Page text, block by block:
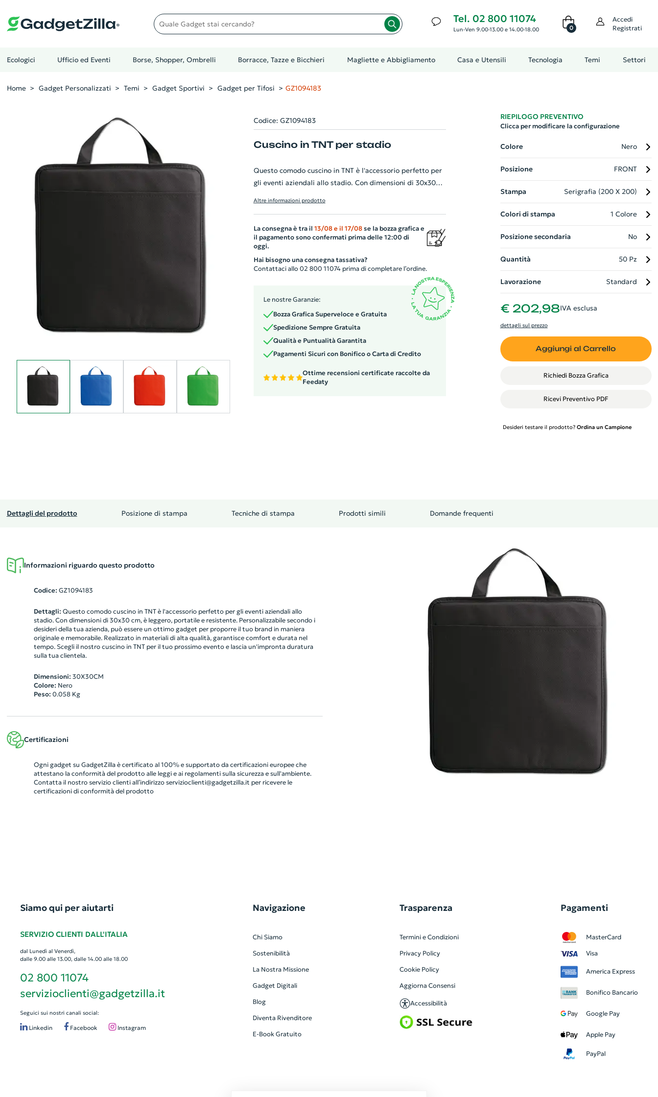
Quale gadget stai cercando? Tel. 02 800 11074
Lun-Ven 9.00-13.00 e 14.00-18.00 0
Accedi
Registrati
Ecologici Ufficio ed Eventi Borse, Shopper, Ombrelli Borracce, Tazze e Bicchieri Magliette e Abbigliamento Casa e Utensili Tecnologia Temi Settori
Home Gadget Personalizzati Temi Gadget Sportivi Gadget per Tifosi GZ1094183
Codice: GZ1094183
Cuscino in TNT per stadio
Questo comodo cuscino in TNT è l'accessorio perfetto per
gli eventi aziendali allo stadio. Con dimensioni di 30x30
memorabile. Realizzato in materiali di alta qualità,
garantisce comfort e durata nel tempo. Scegli il nostro
cuscino in TNT per il tuo prossimo evento e lascia
un'impronta duratura sulla tua clientela.
Altre informazioni prodotto
La consegna è tra il 13/08 e il 17/08se la bozza grafica e
il pagamento sono confermati prima delle 12:00 di
oggi.
Hai bisogno una consegna tassativa?
Contattaci allo 02 800 11074 prima di completare l’ordine.
Le nostre Garanzie:
Bozza Grafica Superveloce e Gratuita
Spedizione Sempre Gratuita
Qualità e Puntualità Garantita
Pagamenti Sicuri con Bonifico o Carta di Credito
Ottime recensioni certificate raccolte da
Feedaty
RIEPILOGO PREVENTIVO
Clicca per modificare la configurazione
Colore Nero
Posizione FRONT
Stampa Serigrafia (200 X 200)
Colori di stampa 1 Colore
Posizione secondaria No
Quantità 50 Pz
Lavorazione Standard
€ 202,98IVA esclusa
dettagli sul prezzo
Aggiungi al Carrello
Richiedi Bozza Grafica
Ricevi Preventivo PDF
Desideri testare il prodotto? Ordina un Campione
Dettagli del prodotto Posizione di stampa Tecniche di stampa Prodotti simili Domande frequenti
Informazioni riguardo questo prodotto
Codice: GZ1094183
Dettagli: Questo comodo cuscino in TNT è l'accessorio perfetto per gli eventi aziendali allo
stadio. Con dimensioni di 30x30 cm, è leggero, portatile e resistente. Personalizzabile secondo i
desideri della tua azienda, può essere un ottimo gadget per proporre il tuo brand in maniera
originale e memorabile. Realizzato in materiali di alta qualità, garantisce comfort e durata nel
tempo. Scegli il nostro cuscino in TNT per il tuo prossimo evento e lascia un'impronta duratura
sulla tua clientela.
Dimensioni: 30X30CM
Colore: Nero
Peso: 0.058Kg
Certificazioni
Ogni gadget su GadgetZilla è certificato al 100% e supportato da certificazioni europee che
attestano la conformità del prodotto alle leggi e ai regolamenti sulla sicurezza e sull'ambiente.
Contatta il nostro servizio clienti all’indirizzo servizioclienti@gadgetzilla.it per ricevere le
certificazioni di conformità del prodotto
Siamo qui per aiutarti
SERVIZIO CLIENTI DALL'ITALIA
dal Lunedì al Venerdì,
dalle 9.00 alle 13.00, dalle 14.00 alle 18.00
02 800 11074
servizioclienti@gadgetzilla.it
Seguici sui nostri canali social:
Linkedin Facebook Instagram
Navigazione
Chi Siamo
Sostenibilità
La Nostra Missione
Gadget Digitali
Blog
Diventa Rivenditore
E-Book Gratuito
Trasparenza
Termini e Condizioni
Privacy Policy
Cookie Policy
Aggiorna Consensi
Accessibilità
Pagamenti
MasterCard
Visa
America Express
Bonifico Bancario
Google Pay
Apple Pay
PayPal